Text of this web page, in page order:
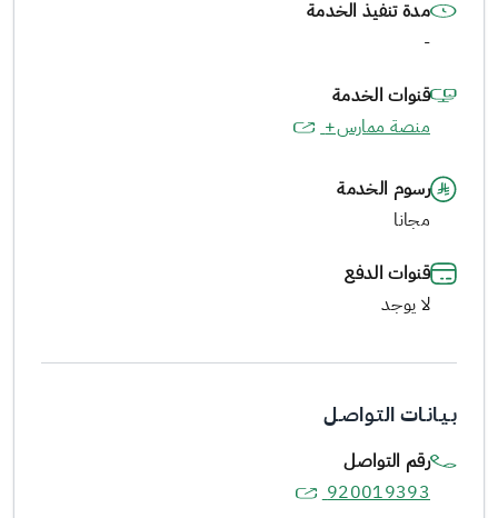
مدة تنفيذ الخدمة
-
قنوات الخدمة
منصة ممارس+
رسوم الخدمة
مجانا
قنوات الدفع
لا يوجد
بـيـانـات التـواصـل
رقم التواصل
920019393